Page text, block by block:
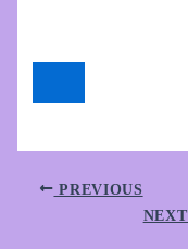
PREVIOUS
NEXT